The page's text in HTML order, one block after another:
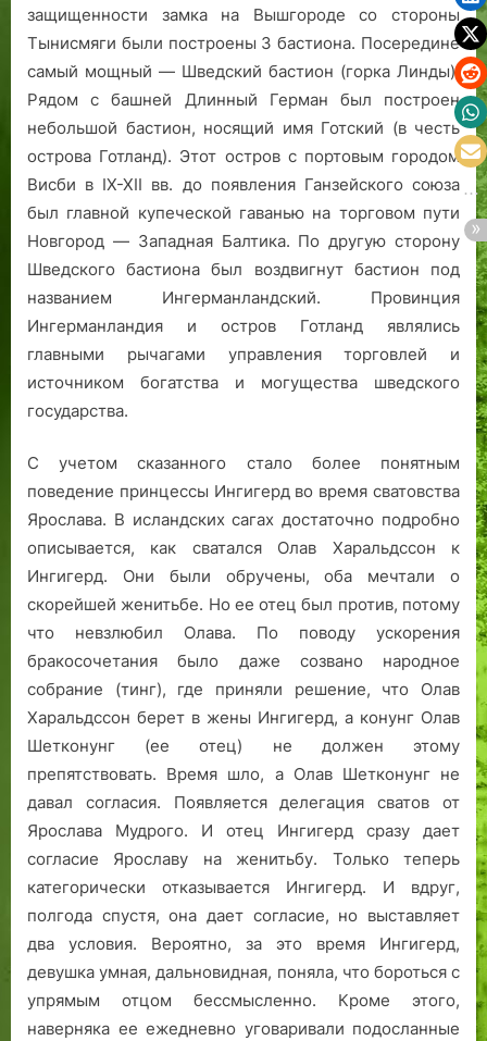
защищенности замка на Вышгороде со стороны
Тынисмяги были построены 3 бастиона. Посередине
самый мощный — Шведский бастион (горка Линды).
Рядом с башней Длинный Герман был построен
небольшой бастион, носящий имя Готский (в честь
острова Готланд). Этот остров с портовым городом
Висби в IX-XII вв. до появления Ганзейского союза
был главной купеческой гаванью на торговом пути
Новгород — Западная Балтика. По другую сторону
Шведского бастиона был воздвигнут бастион под
названием Ингерманландский. Провинция
Ингерманландия и остров Готланд являлись
главными рычагами управления торговлей и
источником богатства и могущества шведского
государства.
С учетом сказанного стало более понятным
поведение принцессы Ингигерд во время сватовства
Ярослава. В исландских сагах достаточно подробно
описывается, как сватался Олав Харальдссон к
Ингигерд. Они были обручены, оба мечтали о
скорейшей женитьбе. Но ее отец был против, потому
что невзлюбил Олава. По поводу ускорения
бракосочетания было даже созвано народное
собрание (тинг), где приняли решение, что Олав
Харальдссон берет в жены Ингигерд, а конунг Олав
Шетконунг (ее отец) не должен этому
препятствовать. Время шло, а Олав Шетконунг не
давал согласия. Появляется делегация сватов от
Ярослава Мудрого. И отец Ингигерд сразу дает
согласие Ярославу на женитьбу. Только теперь
категорически отказывается Ингигерд. И вдруг,
полгода спустя, она дает согласие, но выставляет
два условия. Вероятно, за это время Ингигерд,
девушка умная, дальновидная, поняла, что бороться с
упрямым отцом бессмысленно. Кроме этого,
наверняка ее ежедневно уговаривали подосланные